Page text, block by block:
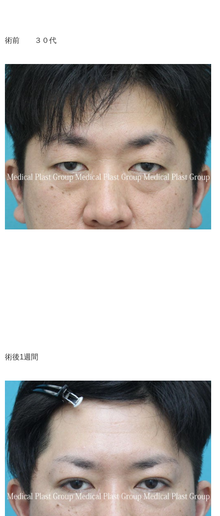
術前 ３０代
術後1週間